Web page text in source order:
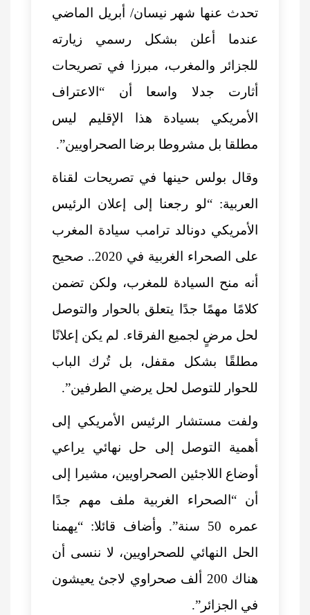
تحدث عنها شهر نيسان/ أبريل الماضي
عندما أعلن بشكل رسمي زيارته
للجزائر والمغرب، مبرزا في تصريحات
أثارت جدلا واسعا أن “الاعتراف
الأمريكي بسيادة هذا الإقليم ليس
مطلقا بل مشروطا برضا الصحراويين”.
وقال بولس حينها في تصريحات لقناة
العربية: “لو رجعنا إلى إعلان الرئيس
الأمريكي دونالد ترامب سيادة المغرب
على الصحراء الغربية
في 2020.. صحيح
أنه منح السيادة للمغرب، ولكن تضمن
كلامًا مهمًا جدًا يتعلق بالحوار والتوصل
لحل مرضٍ لجميع الفرقاء. لم يكن إعلانًا
مطلقًا بشكل مقفل، بل تُرك الباب
للحوار للتوصل لحل يرضي الطرفين”.
ولفت مستشار الرئيس الأمريكي إلى
أهمية التوصل إلى حل نهائي يراعي
أوضاع اللاجئين الصحراويين، مشيرا إلى
أن “الصحراء الغربية ملف مهم جدًا
عمره 50 سنة”. وأضاف قائلا: “يهمنا
الحل النهائي للصحراويين، لا ننسى أن
هناك 200 ألف صحراوي لاجئ يعيشون
في الجزائر”.